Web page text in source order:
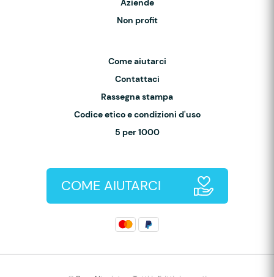
Aziende
Non profit
Come aiutarci
Contattaci
Rassegna stampa
Codice etico e condizioni d'uso
5 per 1000
COME AIUTARCI